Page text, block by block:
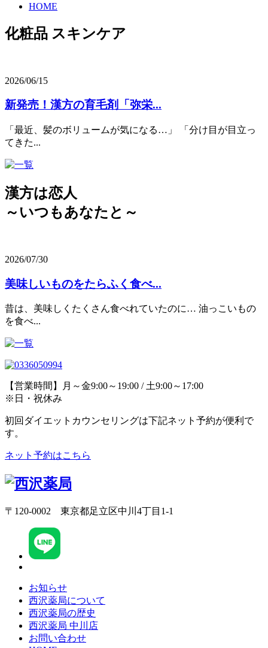
HOME
化粧品 スキンケア
2026/06/15
新発売！漢方の育毛剤「弥栄...
「最近、髪のボリュームが気になる…」 「分け目が目立っ
てきた...
漢方は恋人
～いつもあなたと～
2026/07/30
美味しいものをたらふく食べ...
昔は、美味しくたくさん食べれていたのに… 油っこいもの
を食べ...
【営業時間】月～金9:00～19:00 / 土9:00～17:00
※日・祝休み
初回ダイエットカウンセリングは下記ネット予約が便利で
す。
ネット予約はこちら
〒120-0002 東京都足立区中川4丁目1-1
お知らせ
西沢薬局について
西沢薬局の歴史
西沢薬局 中川店
お問い合わせ